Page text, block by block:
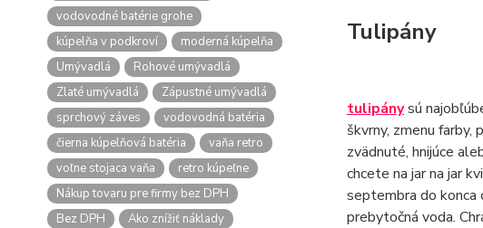
vodovodné batérie grohe
kúpelňa v podkroví
moderná kúpelňa
Umývadlá
Rohové umývadlá
Zlaté umývadlá
Zápustné umývadlá
sprchový záves
vodovodná batéria
čierna kúpelňová batéria
vaňa retro
voľne stojaca vaňa
retro kúpeľne
Nákup tovaru pre firmy bez DPH
Bez DPH
Ako znížiť náklady
Tulipány
tulipánysú
škvrny, zmenu farby,
zvädnuté, hnijúce
chcete na jar na jar
septembra do konca
prebytočná voda.